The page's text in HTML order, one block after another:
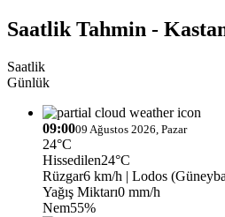
Saatlik Tahmin -
Saatlik
Günlük
09:0009 Ağustos 2026, Pazar
24°C
Hissedilen24°C
Rüzgar6 km/h | Lodos
Yağış Miktarı0 mm/h
Nem55%